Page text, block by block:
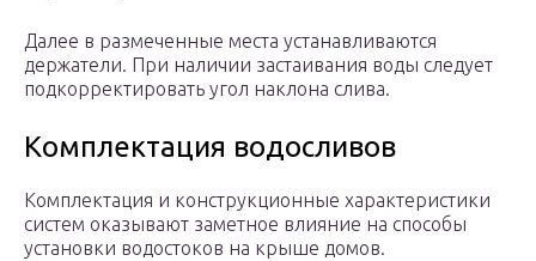
Далее в размеченные места устанавливаются
держатели. При наличии застаивания воды следует
подкорректировать угол наклона слива.
Комплектация водосливов
Комплектация и конструкционные характеристики
систем оказывают заметное влияние на способы
установки водостоков на крыше домов.